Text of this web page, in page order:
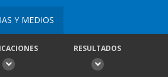
Y MEDIOS
RESULTADOS